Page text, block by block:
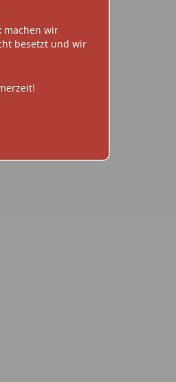
ANSEHEN
machen wir
besetzt und wir